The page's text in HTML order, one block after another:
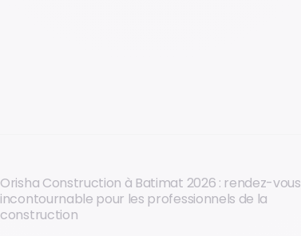
Orisha Construction à Batimat 2026 : rendez-vous
incontournable pour les professionnels de la
construction